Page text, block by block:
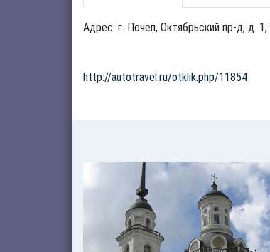
Адрес: г. Почеп, Октябрьский пр-д, д.
http://autotravel.ru/otklik.php/11854